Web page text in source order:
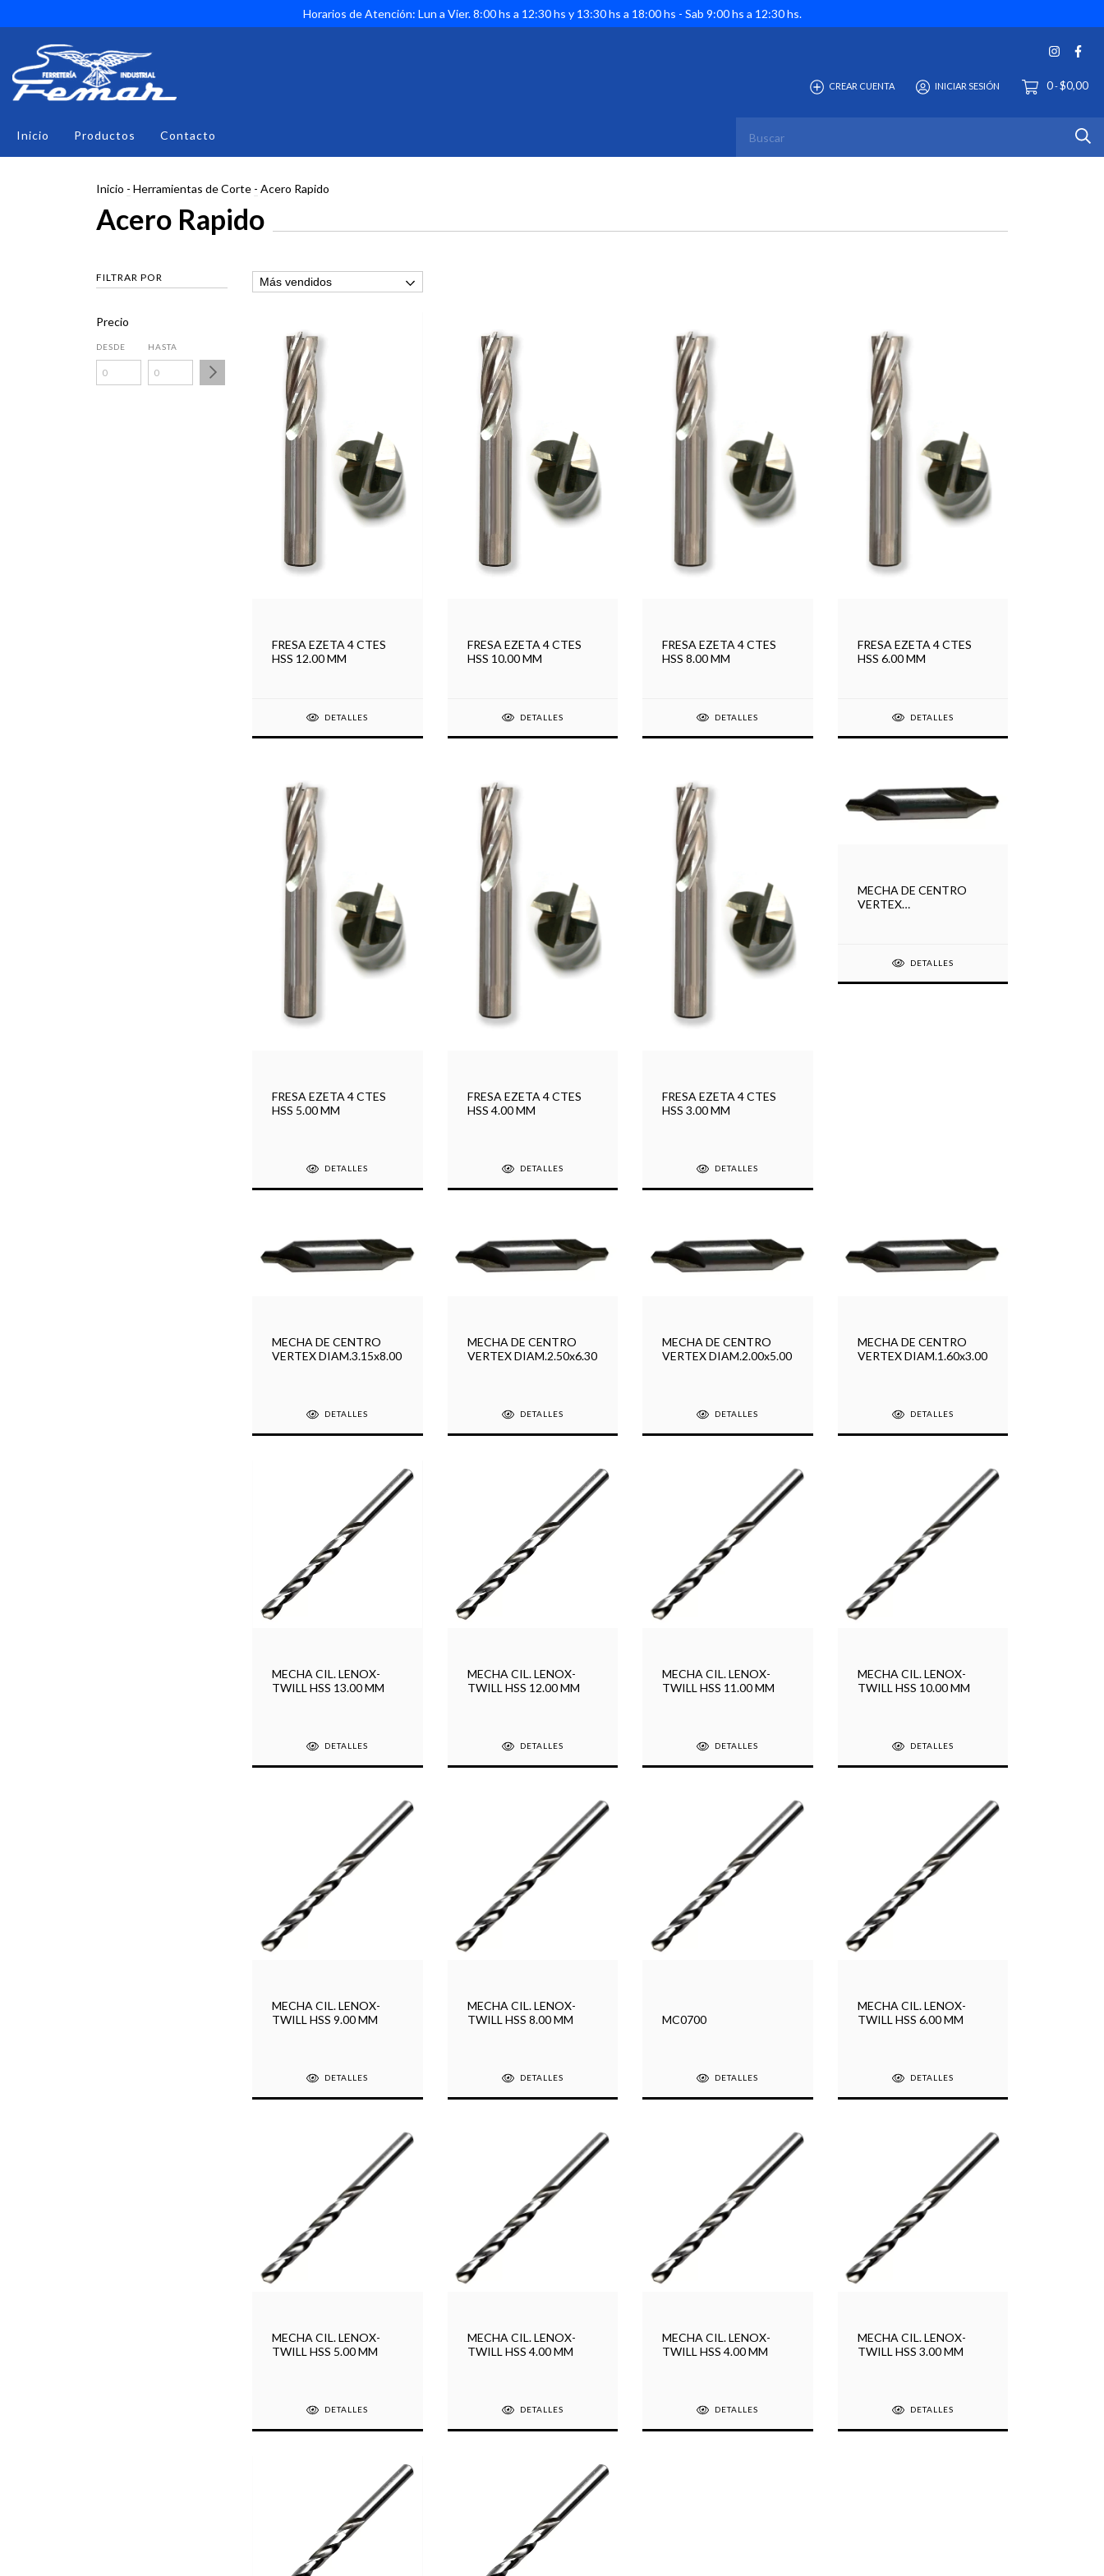
Horarios de Atención: Lun a Vier. 8:00 hs a 12:30 hs y 13:30 hs a 18:00 hs - Sab 9:00 hs a 12:30 hs.
CREAR CUENTA INICIAR SESIÓN 0-$0,00
Inicio Productos Contacto
Inicio - Herramientas de Corte - Acero Rapido
Acero Rapido
FILTRAR POR
Precio
DESDE HASTA
FRESA EZETA 4 CTES
HSS 12.00 MM
DETALLES
FRESA EZETA 4 CTES
HSS 10.00 MM
DETALLES
FRESA EZETA 4 CTES
HSS 8.00 MM
DETALLES
FRESA EZETA 4 CTES
HSS 6.00 MM
DETALLES
FRESA EZETA 4 CTES
HSS 5.00 MM
DETALLES
FRESA EZETA 4 CTES
HSS 4.00 MM
DETALLES
FRESA EZETA 4 CTES
HSS 3.00 MM
DETALLES
MECHA DE CENTRO
VERTEX
DETALLES
MECHA DE CENTRO
VERTEX DIAM.3.15x8.00
DETALLES
MECHA DE CENTRO
VERTEX DIAM.2.50x6.30
DETALLES
MECHA DE CENTRO
VERTEX DIAM.2.00x5.00
DETALLES
MECHA DE CENTRO
VERTEX DIAM.1.60x3.00
DETALLES
MECHA CIL. LENOX-
TWILL HSS 13.00 MM
DETALLES
MECHA CIL. LENOX-
TWILL HSS 12.00 MM
DETALLES
MECHA CIL. LENOX-
TWILL HSS 11.00 MM
DETALLES
MECHA CIL. LENOX-
TWILL HSS 10.00 MM
DETALLES
MECHA CIL. LENOX-
TWILL HSS 9.00 MM
DETALLES
MECHA CIL. LENOX-
TWILL HSS 8.00 MM
DETALLES
MC0700
DETALLES
MECHA CIL. LENOX-
TWILL HSS 6.00 MM
DETALLES
MECHA CIL. LENOX-
TWILL HSS 5.00 MM
DETALLES
MECHA CIL. LENOX-
TWILL HSS 4.00 MM
DETALLES
MECHA CIL. LENOX-
TWILL HSS 4.00 MM
DETALLES
MECHA CIL. LENOX-
TWILL HSS 3.00 MM
DETALLES